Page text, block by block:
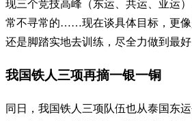
现三个竞技高峰（东运、共运、亚运
常不寻常的……现在谈具体目标，更像
还是脚踏实地去训练，尽全力做到最
我国铁人三项再摘一银一铜
同日，我国铁人三项队伍也从泰国东